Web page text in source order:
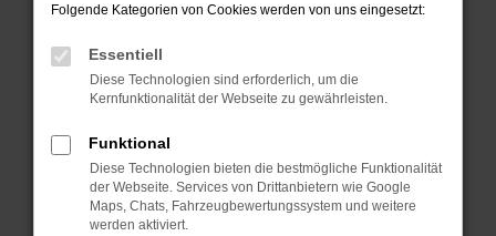
Prüfe deine Browsererweiterungen.
Manche Erweiterungen, wie Werbeblocker,
können das Laden bestimmter Seiten
verhindern. Funktioniert die Seite in einem
Fenster?
Starte dein Gerät neu.
Das kann manchmal helfen, vorübergehende
Probleme zu beheben.
Folgende Kategorien von Cookies werden von uns eingesetzt:
Essentiell
Diese Technologien sind erforderlich, um die
Kernfunktionalität der Webseite zu gewährleisten.
Funktional
Diese Technologien bieten die bestmögliche Funktionalität
der Webseite. Services von Drittanbietern wie Google
Maps, Chats, Fahrzeugbewertungssystem und weitere
werden aktiviert.